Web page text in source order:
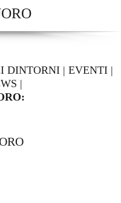
DINTORNI | EVENTI |
|